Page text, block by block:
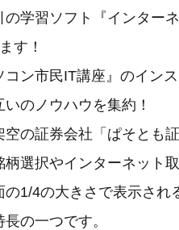
の学習ソフト『インター
す！
ン市民IT講座』のイン
のノウハウを集約！
空の証券会社「ぱそとも
選択やインターネット
1/4の大きさで表示され
の一つです。